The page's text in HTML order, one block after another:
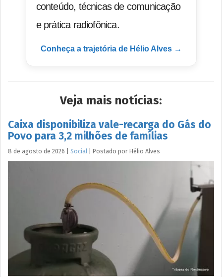
conteúdo, técnicas de comunicação
e prática radiofônica.
Conheça a trajetória de Hélio Alves →
Veja mais notícias:
Caixa disponibiliza vale-recarga do Gás do
Povo para 3,2 milhões de famílias
8 de agosto de 2026 Social Postado por Hélio Alves